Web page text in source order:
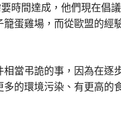
時間達成，他們現在
蛋雞場，而從歐盟的經
當弔詭的事，因為在
的環境污染、有更高